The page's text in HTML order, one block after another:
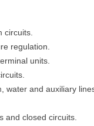
circuits.
regulation.
units.
water and auxiliary
and closed circuits.